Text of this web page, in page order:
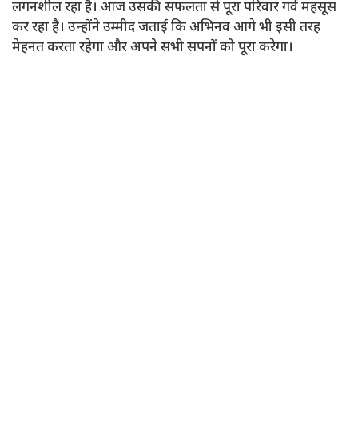
लगनशील रहा है। आज उसकी सफलता से पूरा परिवार गर्व महसूस
कर रहा है। उन्होंने उम्मीद जताई कि अभिनव आगे भी इसी तरह
मेहनत करता रहेगा और अपने सभी सपनों को पूरा करेगा।